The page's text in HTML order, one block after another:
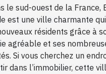
le sud-ouest de la France,
est une ville charmante qui
résidents grâce à
agréable et ses
Si vous cherchez un
dans l’immobilier, cette